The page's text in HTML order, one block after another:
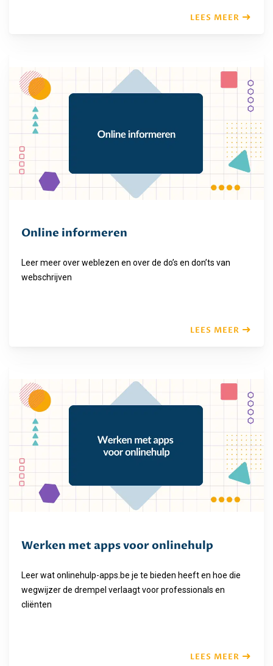
LEES MEER
Online informeren
Leer meer over weblezen en over de do’s en don’ts van
webschrijven
LEES MEER
Werken met apps voor onlinehulp
Leer wat onlinehulp-apps.be je te bieden heeft en hoe die
wegwijzer de drempel verlaagt voor professionals en
cliënten
LEES MEER